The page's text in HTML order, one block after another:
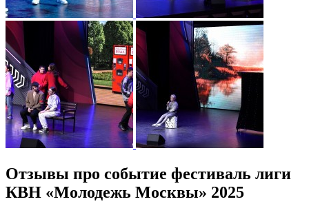
Отзывы про событие фестиваль лиги
КВН «Молодежь Москвы» 2025